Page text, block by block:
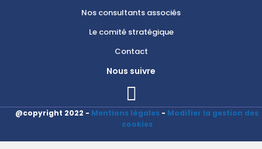
Nos consultants associés
Le comité stratégique
Contact
Nous suivre
@copyright 2022 - Mentions légales - Modifier la gestion des
cookies